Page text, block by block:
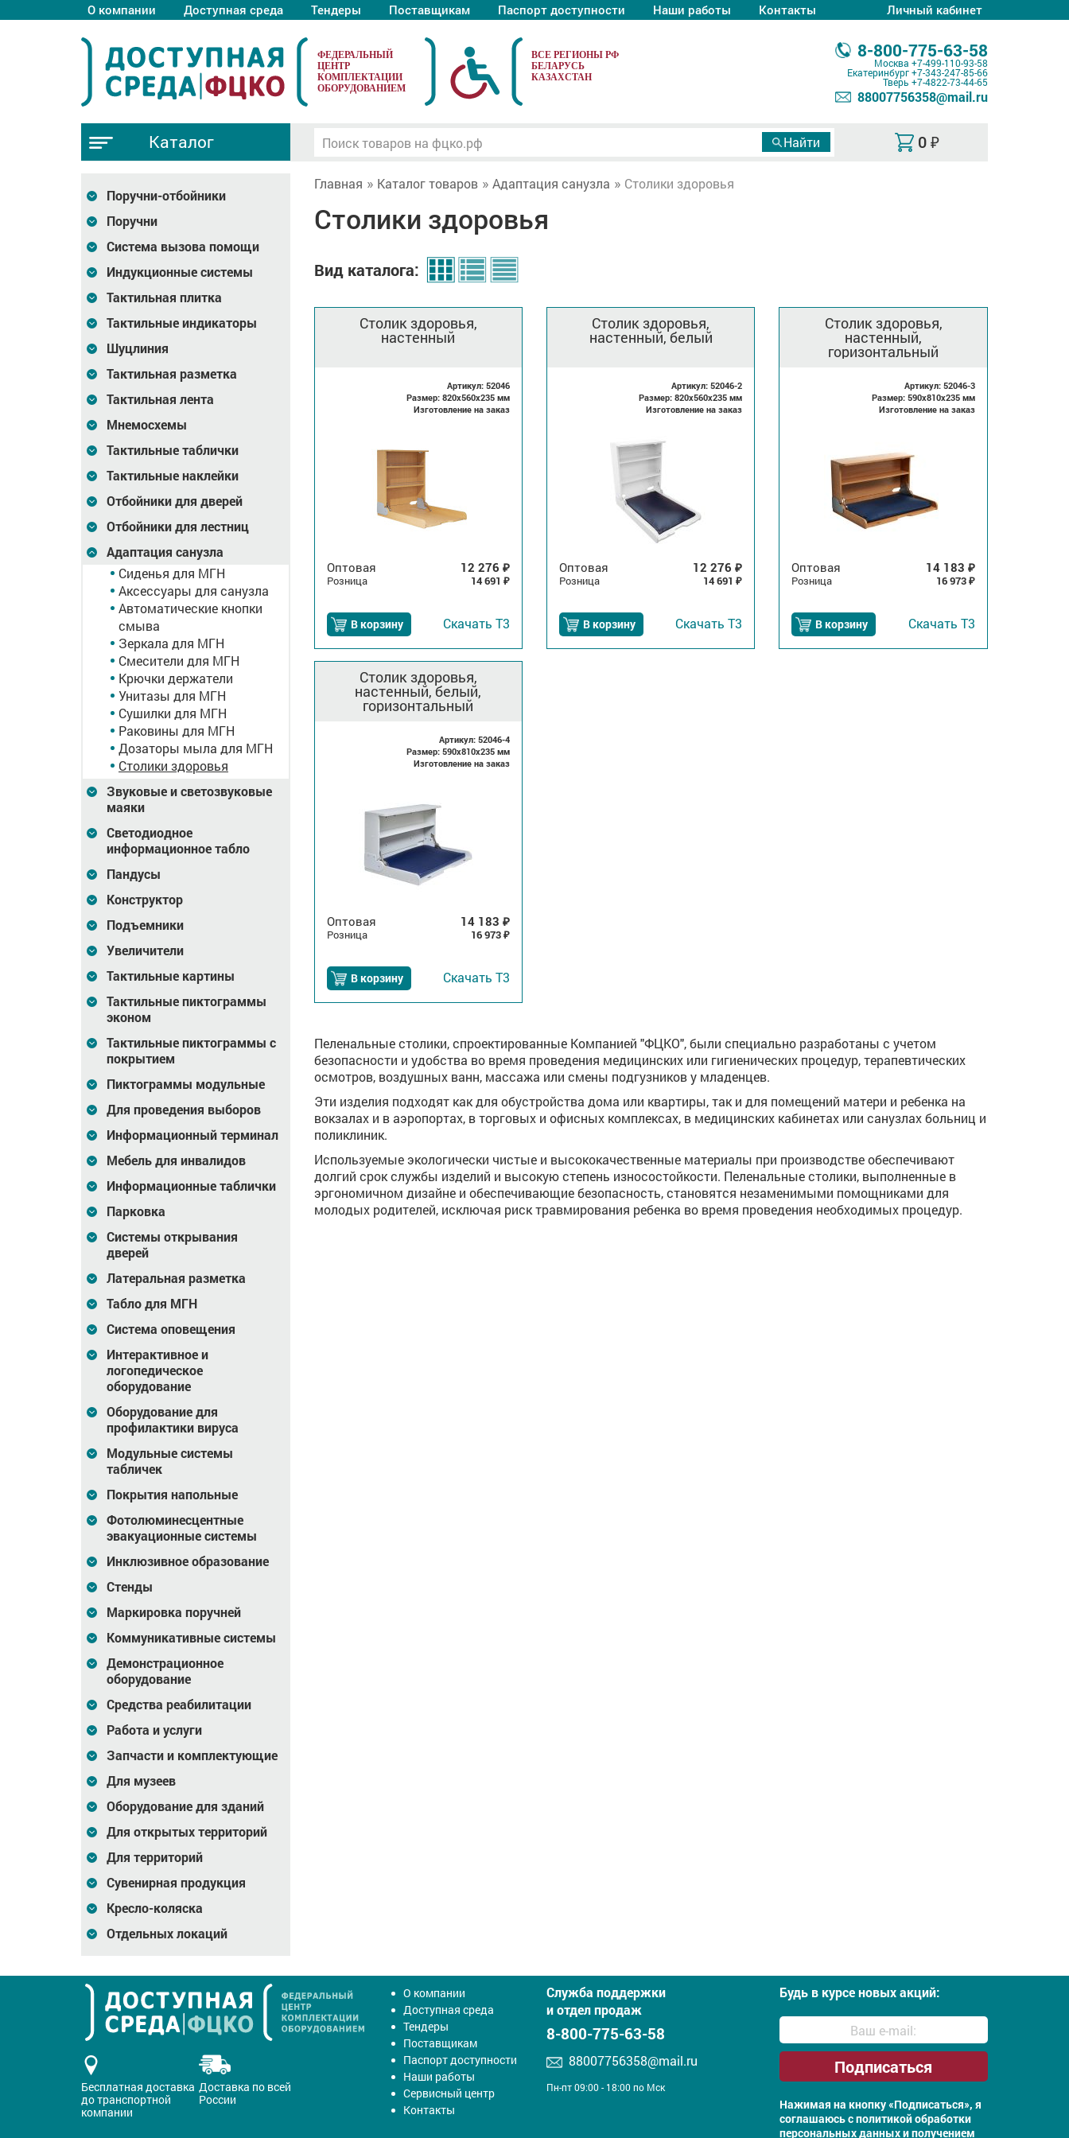
О компании Доступная среда Тендеры Поставщикам Паспорт доступности Наши работы Контакты Личный кабинет
ФЕДЕРАЛЬНЫЙ
ЦЕНТР
КОМПЛЕКТАЦИИ
ОБОРУДОВАНИЕМ
8-800-775-63-58
Москва +7-499-110-93-58
Екатеринбург+7-343-247-85-66
Тверь +7-4822-73-44-65
88007756358@mail.ru
0 ₽
Каталог
Поручни-отбойники
Поручни
Система вызова помощи
Индукционные системы
Тактильная плитка
Тактильные индикаторы
Шуцлиния
Тактильная разметка
Тактильная лента
Мнемосхемы
Тактильные таблички
Тактильные наклейки
Отбойники для дверей
Отбойники для лестниц
Адаптация санузла
Сиденья для МГН
Аксессуары для санузла
Автоматические кнопки
смыва
Зеркала для МГН
Смесители для МГН
Крючки держатели
Унитазы для МГН
Сушилки для МГН
Раковины для МГН
Дозаторы мыла для МГН
Столики здоровья
Звуковые и светозвуковые
маяки
Светодиодное
информационное табло
Пандусы
Конструктор
Подъемники
Увеличители
Тактильные картины
Тактильные пиктограммы
эконом
Тактильные пиктограммы с
покрытием
Пиктограммы модульные
Для проведения выборов
Информационный терминал
Мебель для инвалидов
Информационные таблички
Парковка
Системы открывания
дверей
Латеральная разметка
Табло для МГН
Система оповещения
Интерактивное и
логопедическое
оборудование
Оборудование для
профилактики вируса
Модульные системы
табличек
Покрытия напольные
Фотолюминесцентные
эвакуационные системы
Инклюзивное образование
Стенды
Маркировка поручней
Коммуникативные системы
Демонстрационное
оборудование
Средства реабилитации
Работа и услуги
Запчасти и комплектующие
Для музеев
Оборудование для зданий
Для открытых территорий
Для территорий
Сувенирная продукция
Кресло-коляска
Отдельных локаций
Главная Каталог товаров Адаптация санузла Столики здоровья
Столики здоровья
Вид каталога:
Столик здоровья,
настенный
Артикул: 52046
Размер: 820x560x235 мм
Изготовление на заказ
Оптовая 12 276 ₽
Розница 14 691 ₽
В корзину Скачать Т3
Столик здоровья,
настенный, белый
Артикул: 52046-2
Размер: 820x560x235 мм
Изготовление на заказ
Оптовая 12 276₽
Розница 14 691₽
В корзину СкачатьТ3
Столик здоровья,
настенный,
горизонтальный
Артикул: 52046-3
Размер: 590x810x235 мм
Изготовление на заказ
Оптовая 14 183 ₽
Розница 16 973 ₽
В корзину Скачать Т3
Столик здоровья,
настенный, белый,
горизонтальный
Артикул: 52046-4
Размер: 590x810x235 мм
Изготовление на заказ
Оптовая 14 183 ₽
Розница 16 973 ₽
В корзину Скачать Т3
Пеленальные столики, спроектированные Компанией "ФЦКО", были специально разработаны с учетом
безопасности и удобства во время проведения медицинских или гигиенических процедур, терапевтических
осмотров, воздушных ванн, массажа или смены подгузников у младенцев.
Эти изделия подходят как для обустройства дома или квартиры, так и для помещений матери и ребенка на
вокзалах и в аэропортах, в торговых и офисных комплексах, в медицинских кабинетах или санузлах больниц и
поликлиник.
Используемые экологически чистые и высококачественные материалы при производстве обеспечивают
долгий срок службы изделий и высокую степень износостойкости. Пеленальные столики, выполненные в
эргономичном дизайне и обеспечивающие безопасность, становятся незаменимыми помощниками для
молодых родителей, исключая риск травмирования ребенка во время проведения необходимых процедур.
Бесплатная доставка
до транспортной
компании
Доставка по всей
России
О компании
Доступная среда
Тендеры
Поставщикам
Паспорт доступности
Наши работы
Сервисный центр
Контакты
Служба поддержки
и отдел продаж
8-800-775-63-58
88007756358@mail.ru
Пн-пт 09:00 - 18:00 по Мск
Будь в курсе новых акций:
Нажимая на кнопку «Подписаться», я
соглашаюсь сполитикой обработки
персональных данных и получением